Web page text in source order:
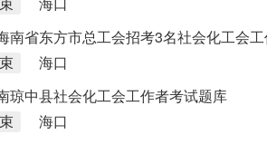
南省东方市总工会招考3名社会化工会
海口
琼中县社会化工会工作者考试题库
海口